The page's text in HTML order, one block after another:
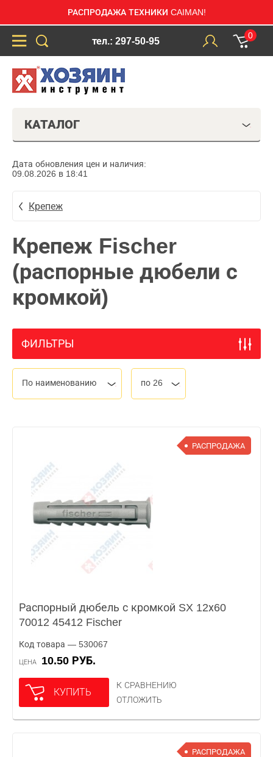
РАСПРОДАЖА ТЕХНИКИ CAIMAN!
тел.: 297-50-95
0
КАТАЛОГ
Дата обновления цен и наличия:
09.08.2026 в 18:41
Крепеж
Крепеж Fischer
(распорные дюбели с
кромкой)
ФИЛЬТРЫ
По наименованию по 26
РАСПРОДАЖА
Распорный дюбель с кромкой SX 12х60
70012 45412 Fischer
Код товара — 530067
ЦЕНА 10.50 РУБ.
КУПИТЬ
К СРАВНЕНИЮ
ОТЛОЖИТЬ
РАСПРОДАЖА